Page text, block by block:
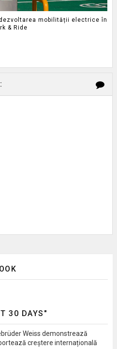
dezvoltarea mobilității electrice în
& Ride
30 DAYS"
Weiss demonstrează
creștere internațională